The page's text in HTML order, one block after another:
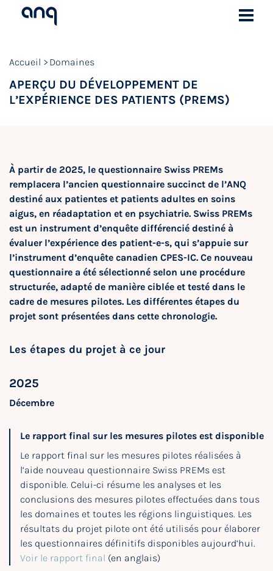
Accueil Domaines
APERÇU DU DÉVELOPPEMENT DE
L’EXPÉRIENCE DES PATIENTS (PREMS)
À partir de 2025, le questionnaire Swiss PREMs
remplacera l’ancien questionnaire succinct de l’ANQ
destiné aux patientes et patients adultes en soins
aigus, en réadaptation et en psychiatrie. Swiss PREMs
est un instrument d’enquête différencié destiné à
évaluer l’expérience des patient-e-s, qui s’appuie sur
l’instrument d’enquête canadien CPES-IC. Ce nouveau
questionnaire a été sélectionné selon une procédure
structurée, adapté de manière ciblée et testé dans le
cadre de mesures pilotes. Les différentes étapes du
projet sont présentées dans cette chronologie.
Les étapes du projet à ce jour
2025
Décembre
Le rapport final sur les mesures pilotes est disponible
Le rapport final sur les mesures pilotes réalisées à
l’aide nouveau questionnaire Swiss PREMs est
disponible. Celui-ci résume les analyses et les
conclusions des mesures pilotes effectuées dans tous
les domaines et toutes les régions linguistiques. Les
résultats du projet pilote ont été utilisés pour élaborer
les questionnaires définitifs disponibles aujourd’hui.
Voir le rapport final (en anglais)